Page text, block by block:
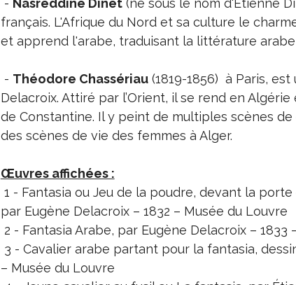
- Nasreddine Dinet(né sous le nom d'Étienne
français. L'Afrique du Nord et sa culture le
et apprend l'arabe, traduisant la littérature
- Théodore Chassériau(1819-1856) à Paris,
Delacroix. Attiré par l’Orient, il se rend en
de Constantine. Il y peint de multiples scènes
des scènes de vie des femmes à Alger.
Œuvres affichées :
1 - Fantasia ou Jeu de la poudre, devant la
par Eugène Delacroix – 1832 – Musée du Louvre
2 - Fantasia Arabe, par Eugène Delacroix –
3 - Cavalier arabe partant pour la fantasia,
– Musée du Louvre